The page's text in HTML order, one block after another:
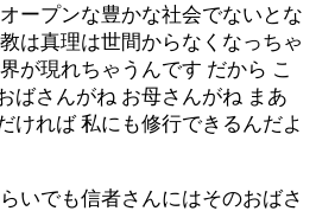
ープンな豊かな社会でないとな
は真理は世間からなくなっちゃ
が現れちゃうんです だから こ
ばさんがね お母さんがね まあ
ければ 私にも修行できるんだよ
いでも信者さんにはそのおばさ